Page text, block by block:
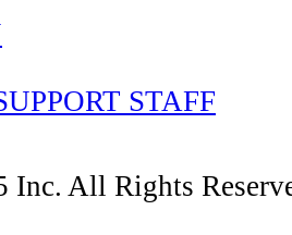
STAFF
All Rights